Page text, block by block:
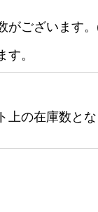
ございます
。
の在庫数と